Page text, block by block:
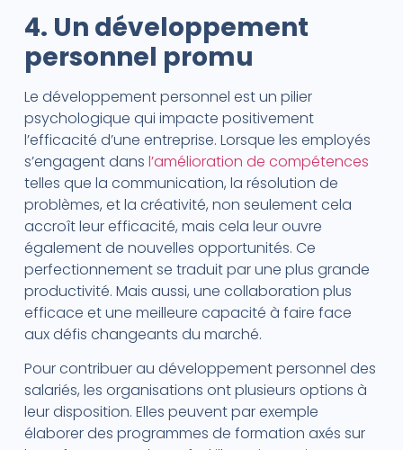
4. Un développement
personnel promu
Le développement personnel est un pilier
psychologique qui impacte positivement
l’efficacité d’une entreprise. Lorsque les employés
s’engagent dans l’amélioration de compétences
telles que la communication, la résolution de
problèmes, et la créativité, non seulement cela
accroît leur efficacité, mais cela leur ouvre
également de nouvelles opportunités. Ce
perfectionnement se traduit par une plus grande
productivité. Mais aussi, une collaboration plus
efficace et une meilleure capacité à faire face
aux défis changeants du marché.
Pour contribuer au développement personnel des
salariés, les organisations ont plusieurs options à
leur disposition. Elles peuvent par exemple
élaborer des programmes de formation axés sur